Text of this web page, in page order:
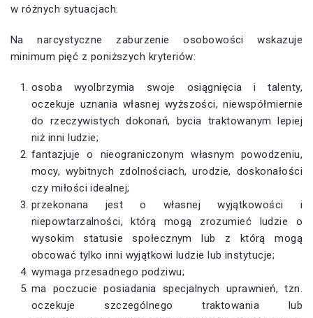
w różnych sytuacjach.
Na narcystyczne zaburzenie osobowości wskazuje
minimum pięć z poniższych kryteriów:
osoba wyolbrzymia swoje osiągnięcia i talenty,
oczekuje uznania własnej wyższości, niewspółmiernie
do rzeczywistych dokonań, bycia traktowanym lepiej
niż inni ludzie;
fantazjuje o nieograniczonym własnym powodzeniu,
mocy, wybitnych zdolnościach, urodzie, doskonałości
czy miłości idealnej;
przekonana jest o własnej wyjątkowości i
niepowtarzalności, którą mogą zrozumieć ludzie o
wysokim statusie społecznym lub z którą mogą
obcować tylko inni wyjątkowi ludzie lub instytucje;
wymaga przesadnego podziwu;
ma poczucie posiadania specjalnych uprawnień, tzn.
oczekuje szczególnego traktowania lub